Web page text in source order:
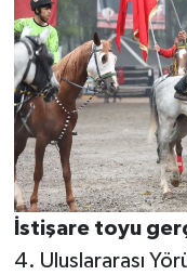
İstişare toyu
4. Uluslararası